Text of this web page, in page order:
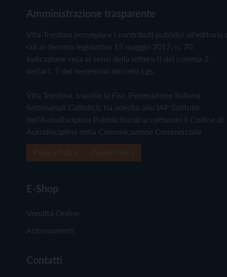
Amministrazione trasparente
Vita Trentina percepisce i contributi pubblici all'editoria
cui al decreto legislativo 15 maggio 2017, n. 70.
Indicazione resa ai sensi della lettera f) del comma 2
dell'art. 5 del medesimo decreto Lgs.
Vita Trentina, tramite la Fisc (Federazione Italiana
Settimanali Cattolici), ha aderito allo IAP (Istituto
dell'Autodisciplina Pubblicitaria) accettando il Codice di
Autodisciplina della Comunicazione Commerciale
E-Shop
Vendita Online
Abbonamenti
Contatti